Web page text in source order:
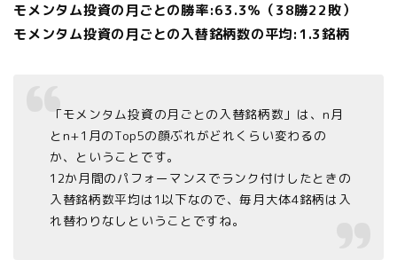
モメンタム投資の月ごとの勝率:63.3％（38勝22敗）
モメンタム投資の月ごとの入替銘柄数の平均:1.3銘柄
「モメンタム投資の月ごとの入替銘柄数」は、n月
とn+1月のTop5の顔ぶれがどれくらい変わるの
か、ということです。
12か月間のパフォーマンスでランク付けしたときの
入替銘柄数平均は1以下なので、毎月大体4銘柄は入
れ替わりなしということですね。